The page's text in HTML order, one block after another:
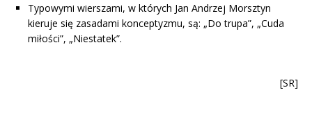
Typowymi wierszami, w których Jan Andrzej Morsztyn
kieruje się zasadami konceptyzmu, są: „Do trupa”, „Cuda
miłości”, „Niestatek”.
[SR]